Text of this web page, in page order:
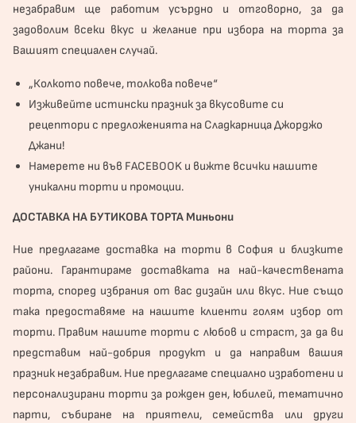
незабравим ще работим усърдно и отговорно, за да
задоволим всеки вкус и желание при избора на торта за
Вашият специален случай.
„Колкото повече, толкова повече“
Изживейте истински празник за вкусовите си
рецептори с предложенията на Сладкарница Джорджо
Джани!
Намерете ни във FACEBOOK и вижте всички нашите
уникални торти и промоции.
ДОСТАВКА НА БУТИКОВА ТОРТА Миньони
Ние предлагаме доставка на торти в София и близките
райони. Гарантираме доставката на най-качествената
торта, според избрания от вас дизайн или вкус. Ние също
така предоставяме на нашите клиенти голям избор от
торти. Правим нашите торти с любов и страст, за да ви
представим най-добрия продукт и да направим вашия
празник незабравим. Ние предлагаме специално изработени и
персонализирани торти за рожден ден, юбилей, тематично
парти, събиране на приятели, семейства или други